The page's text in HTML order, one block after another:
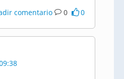
comentario 0 0